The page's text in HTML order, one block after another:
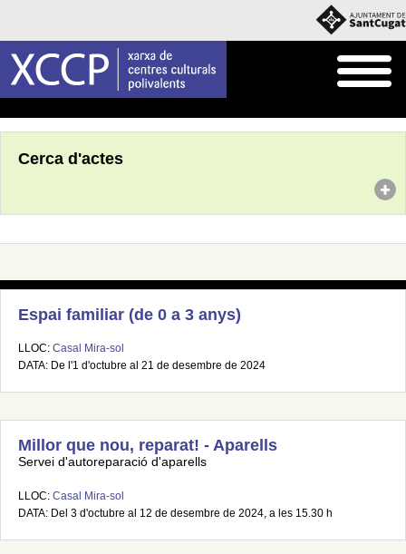
Cerca d'actes
Espai familiar (de 0 a 3 anys)
LLOC: Casal Mira-sol
DATA: De l'1 d'octubre al 21 de desembre de 2024
Millor que nou, reparat! - Aparells
Servei d'autoreparació d'aparells
LLOC: Casal Mira-sol
DATA: Del 3 d'octubre al 12 de desembre de 2024, a les 15.30 h